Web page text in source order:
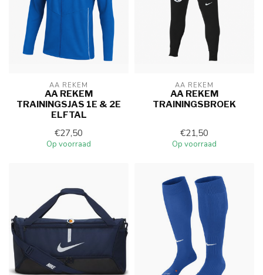
AA REKEM
AA REKEM
TRAININGSJAS 1E & 2E
ELFTAL
€27,50
Op voorraad
AA REKEM
AA REKEM
TRAININGSBROEK
€21,50
Op voorraad